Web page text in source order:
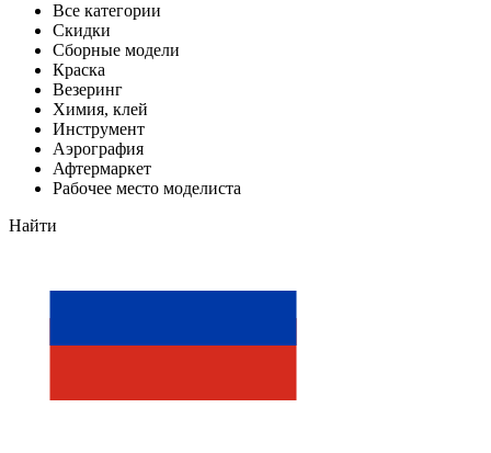
Все категории
Скидки
Сборные модели
Краска
Везеринг
Химия, клей
Инструмент
Аэрография
Афтермаркет
Рабочее место моделиста
Найти